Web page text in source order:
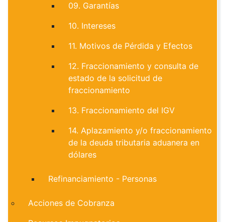
09. Garantías
10. Intereses
11. Motivos de Pérdida y Efectos
12. Fraccionamiento y consulta de
estado de la solicitud de
fraccionamiento
13. Fraccionamiento del IGV
14. Aplazamiento y/o fraccionamiento
de la deuda tributaria aduanera en
dólares
Refinanciamiento - Personas
Acciones de Cobranza